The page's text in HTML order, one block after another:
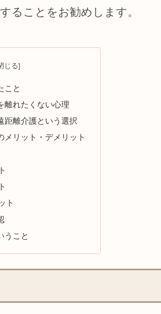
ることをお勧めします。
こと
離れたくない心理
距離介護という選択
メリット・デメリット
ト
うこと